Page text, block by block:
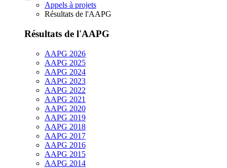
Appels à projets
Résultats de l'AAPG
Résultats de l'AAPG
AAPG 2026
AAPG 2025
AAPG 2024
AAPG 2023
AAPG 2022
AAPG 2021
AAPG 2020
AAPG 2019
AAPG 2018
AAPG 2017
AAPG 2016
AAPG 2015
AAPG 2014